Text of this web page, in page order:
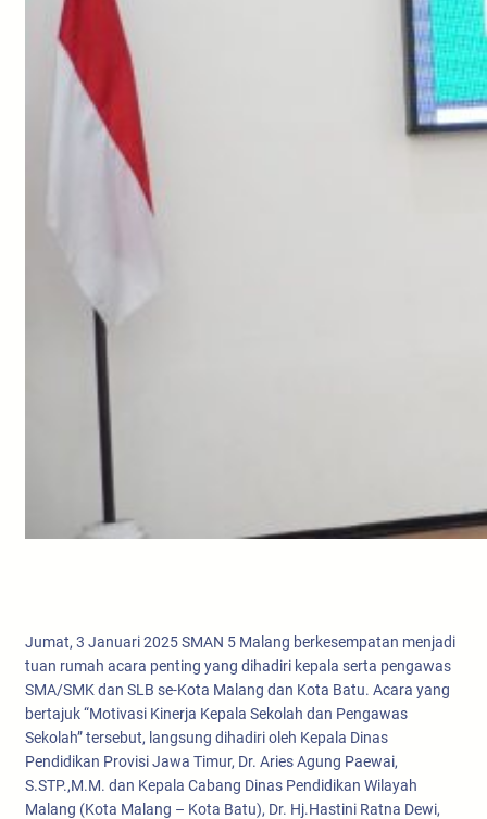
Jumat, 3 Januari 2025 SMAN 5 Malang berkesempatan menjadi
tuan rumah acara penting yang dihadiri kepala serta pengawas
SMA/SMK dan SLB se-Kota Malang dan Kota Batu. Acara yang
bertajuk “Motivasi Kinerja Kepala Sekolah dan Pengawas
Sekolah” tersebut, langsung dihadiri oleh Kepala Dinas
Pendidikan Provisi Jawa Timur, Dr. Aries Agung Paewai,
S.STP.,M.M. dan Kepala Cabang Dinas Pendidikan Wilayah
Malang (Kota Malang – Kota Batu), Dr. Hj.Hastini Ratna Dewi,